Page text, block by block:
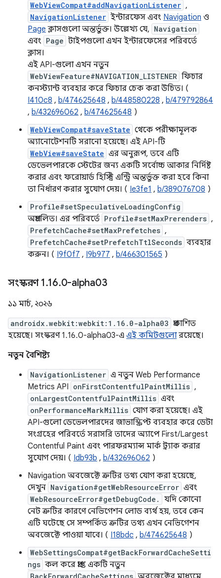
WebViewCompat#addNavigationListener ,
NavigationListener ইন্টারফেস এবং Navigation ও
Page ক্লাসগুলো অন্তর্ভুক্ত। উল্লেখ্য যে, Navigation
এবং Page টাইপগুলো এখন ইন্টারফেসের পরিবর্তে
ক্লাস।
এই API-গুলো এখন নতুন
WebViewFeature#NAVIGATION_LISTENER ফিচার
কনস্ট্যান্ট ব্যবহার করে ফিচার চেক করা উচিত। (
I410c8 , b/474625648 , b/448580228 , b/479792864
, b/432696062 , b/474625648 )
WebViewCompat#saveState থেকে পরীক্ষামূলক
অ্যানোটেশনটি সরানো হয়েছে। এই API-টি
WebView#saveState এর অনুরূপ, তবে এটি
ডেভেলপারকে স্টেটের জন্য একটি সর্বোচ্চ আকার নির্দিষ্ট
করার এবং ফরোয়ার্ড হিস্ট্রি এন্ট্রি অন্তর্ভুক্ত করা হবে কিনা
তা নির্ধারণ করার সুযোগ দেয়। ( Ie3fe1 , b/389076708 )
Profile#setSpeculativeLoadingConfig
অপ্রচলিত। এর পরিবর্তে Profile#setMaxPrerenders ,
PrefetchCache#setMaxPrefetches ,
PrefetchCache#setPrefetchTtlSeconds ব্যবহার
করুন। ( I9f0f7 , I9b977 , b/466301565 )
সংস্করণ 1.16.0-alpha03
১১ মার্চ, ২০২৬
androidx.webkit:webkit:1.16.0-alpha03 প্রকাশিত
হয়েছে। সংস্করণ 1.16.0-alpha03-এ এই কমিটগুলোরয়েছে।
নতুন বৈশিষ্ট্য
NavigationListener এ নতুন Web Performance
Metrics API onFirstContentfulPaintMillis ,
onLargestContentfulPaintMillis এবং
onPerformanceMarkMillis যোগ করা হয়েছে। এই
API-গুলো ডেভেলপারদের জাভাস্ক্রিপ্ট ব্যবহার করে ডেটা
সংগ্রহের পরিবর্তে সরাসরি তাদের অ্যাপে First/Largest
Contentful Paint এবং পারফরম্যান্স মার্ক ট্র্যাক করার
সুযোগ দেয়। ( Idb93b , b/432696062 )
Navigation অবজেক্টে ত্রুটির তথ্য যোগ করা হয়েছে,
দেখুন Navigation#getWebResourceError এবং
WebResourceError#getDebugCode.
যদি কোনো
নেট ত্রুটির কারণে নেভিগেশন লোড ব্যর্থ হয়, তবে কেন
এটি ঘটেছে সে সম্পর্কিত ত্রুটির তথ্য এখন নেভিগেশন
অবজেক্টে পাওয়া যাবে। ( I18bdc , b/474625648 )
WebSettingsCompat#getBackForwardCacheSetti
ngs কল করে প্রাপ্ত একটি নতুন